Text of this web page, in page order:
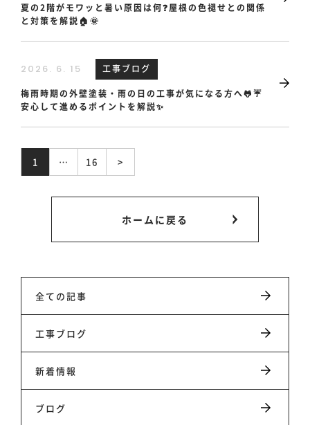
夏の2階がモワッと暑い原因は何❓屋根の色褪せとの関係
と対策を解説🏠🌞
2026. 6. 15 工事ブログ
梅雨時期の外壁塗装・雨の日の工事が気になる方へ🐸☔
安心して進めるポイントを解説✨
1 … 16 >
ホームに戻る
全ての記事
工事ブログ
新着情報
ブログ
会社情報